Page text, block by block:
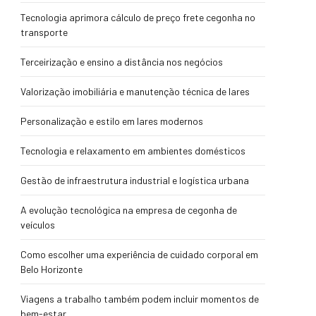
Tecnologia aprimora cálculo de preço frete cegonha no
transporte
Terceirização e ensino a distância nos negócios
Valorização imobiliária e manutenção técnica de lares
Personalização e estilo em lares modernos
Tecnologia e relaxamento em ambientes domésticos
Gestão de infraestrutura industrial e logística urbana
A evolução tecnológica na empresa de cegonha de
veículos
Como escolher uma experiência de cuidado corporal em
Belo Horizonte
Viagens a trabalho também podem incluir momentos de
bem-estar